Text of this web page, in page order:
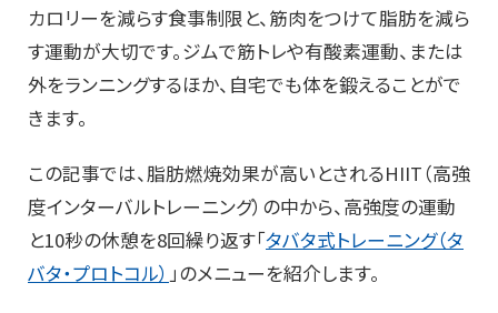
カロリーを減らす食事制限と、筋肉をつけて脂肪を減ら
す運動が大切です。ジムで筋トレや有酸素運動、または
外をランニングするほか、自宅でも体を鍛えることがで
きます。
この記事では、脂肪燃焼効果が高いとされるHIIT（高強
度インターバルトレーニング）の中から、高強度の運動
と10秒の休憩を8回繰り返す「タバタ式トレーニング（タ
バタ・プロトコル） 」のメニューを紹介します。